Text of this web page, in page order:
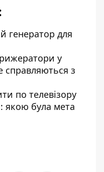
генератор для
у
справляються з
по телевізору
якою була мета